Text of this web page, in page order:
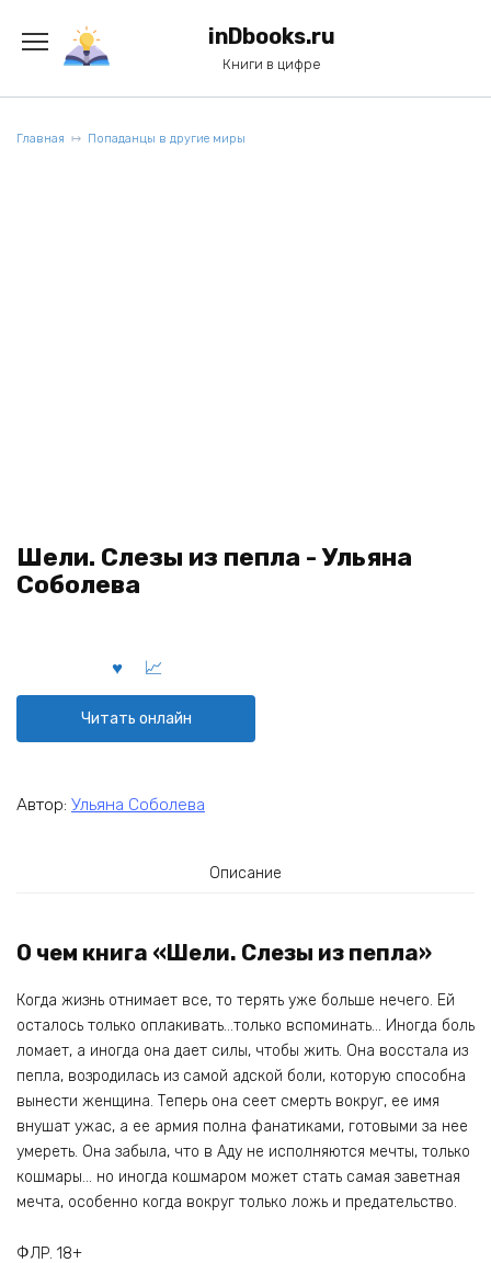
содержанию
inDbooks.ru
Книги в цифре
Главная Попаданцы в другие миры
Шели. Слезы из пепла - Ульяна
Соболева
Читать онлайн
Автор: Ульяна Соболева
Описание
О чем книга «Шели. Слезы из пепла»
Когда жизнь отнимает все, то терять уже больше нечего. Ей
осталось только оплакивать…только вспоминать… Иногда боль
ломает, а иногда она дает силы, чтобы жить. Она восстала из
пепла, возродилась из самой адской боли, которую способна
вынести женщина. Теперь она сеет смерть вокруг, ее имя
внушат ужас, а ее армия полна фанатиками, готовыми за нее
умереть. Она забыла, что в Аду не исполняются мечты, только
кошмары… но иногда кошмаром может стать самая заветная
мечта, особенно когда вокруг только ложь и предательство.
ФЛР. 18+